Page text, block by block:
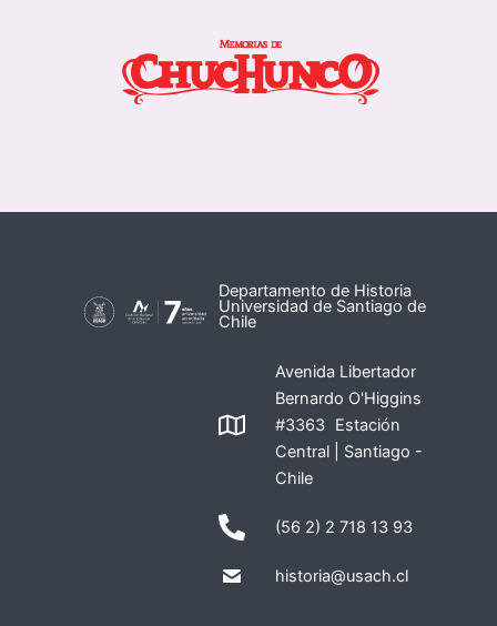
Departamento de Historia
Universidad de Santiago de
Chile
Avenida Libertador
Bernardo O'Higgins
#3363 Estación
Central | Santiago -
Chile
(56 2) 2 718 13 93
historia@usach.cl